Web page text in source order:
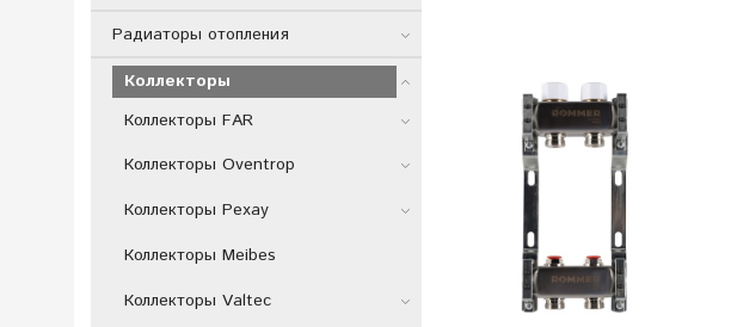
Радиаторы отопления
Коллекторы
Коллекторы FAR
Коллекторы Oventrop
Коллекторы Рехау
Коллекторы Meibes
Коллекторы Valtec